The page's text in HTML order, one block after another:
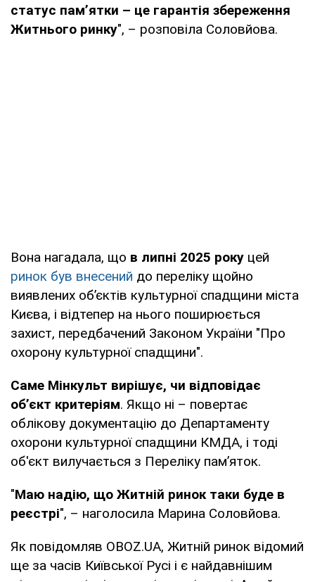
статус пам’ятки – це гарантія збереження
Житнього ринку", – розповіла Соловйова.
Вона нагадала, що в липні 2025 року цей
ринок був внесений до переліку щойно
виявлених об’єктів культурної спадщини міста
Києва, і відтепер на нього поширюється
захист, передбачений Законом України "Про
охорону культурної спадщини".
Саме Мінкульт вирішує, чи відповідає
об’єкт критеріям. Якщо ні – повертає
облікову документацію до Департаменту
охорони культурної спадщини КМДА, і тоді
об'єкт вилучається з Переліку пам’яток.
"Маю надію, що Житній ринок таки буде в
реєстрі", – наголосила Марина Соловйова.
Як повідомляв OBOZ.UA, Житній ринок відомий
ще за часів Київської Русі і є найдавнішим